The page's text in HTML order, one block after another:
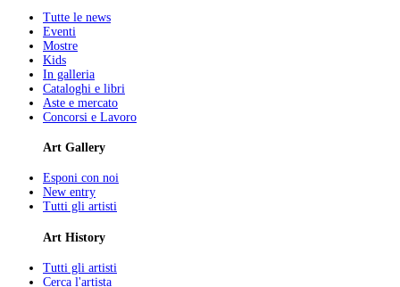
Tutte le news
Eventi
Mostre
Kids
In galleria
Cataloghi e libri
Aste e mercato
Concorsi e Lavoro
Art Gallery
Esponi con noi
New entry
Tutti gli artisti
Art History
Tutti gli artisti
Cerca l'artista